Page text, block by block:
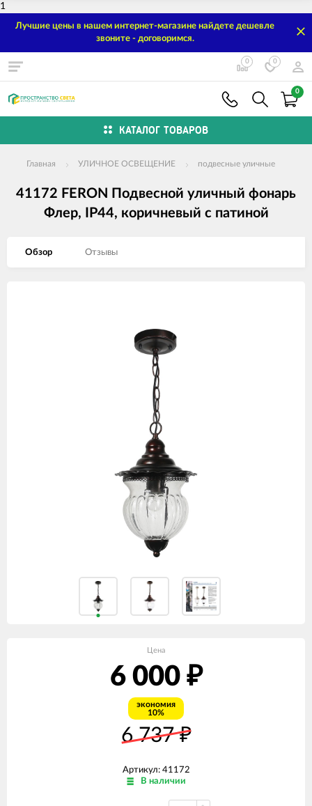
1
Лучшие цены в нашем интернет-магазине найдете дешевле
звоните - договоримся.
0 0
0
КАТАЛОГ ТОВАРОВ
Главная УЛИЧНОЕ ОСВЕЩЕНИЕ подвесные уличные
41172 FERON Подвесной уличный фонарь
Флер, IP44, коричневый с патиной
Обзор Отзывы
Цена
6 000 ₽
экономия
10%
6 737₽
Артикул: 41172
В наличии